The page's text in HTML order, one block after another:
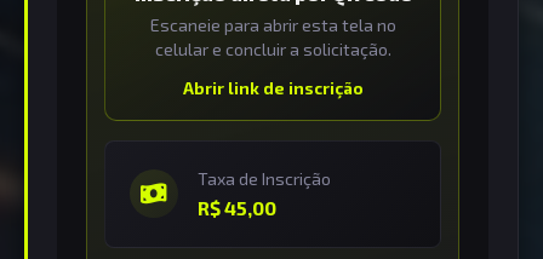
Escaneie para abrir esta tela no
celular e concluir a solicitação.
Abrir link de inscrição
Taxa de Inscrição
R$ 45,00